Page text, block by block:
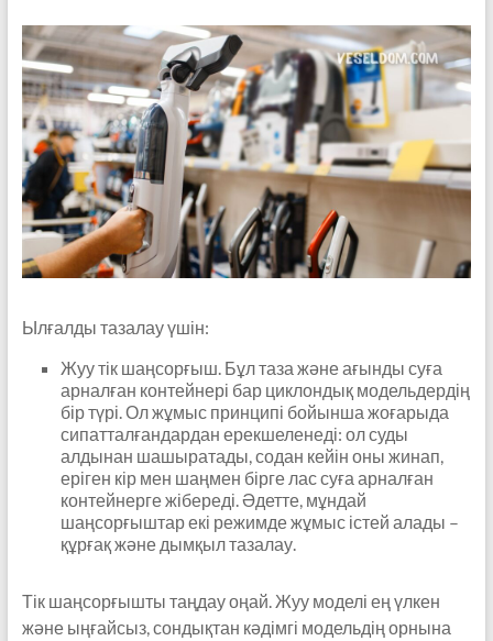
Ылғалды тазалау үшін:
Жуу тік шаңсорғыш. Бұл таза және ағынды суға
арналған контейнері бар циклондық модельдердің
бір түрі. Ол жұмыс принципі бойынша жоғарыда
сипатталғандардан ерекшеленеді: ол суды
алдынан шашыратады, содан кейін оны жинап,
еріген кір мен шаңмен бірге лас суға арналған
контейнерге жібереді. Әдетте, мұндай
шаңсорғыштар екі режимде жұмыс істей алады –
құрғақ және дымқыл тазалау.
Тік шаңсорғышты таңдау оңай. Жуу моделі ең үлкен
және ыңғайсыз, сондықтан кәдімгі модельдің орнына